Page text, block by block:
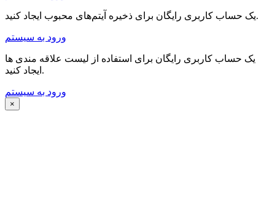
یک حساب کاربری رایگان برای ذخیره آیتم‌های محبوب ایجاد کنید.
ورود به سیستم
یک حساب کاربری رایگان برای استفاده از لیست علاقه مندی ها
ایجاد کنید.
ورود به سیستم
×